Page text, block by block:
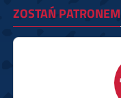
ZOSTAŃ PATRONEM